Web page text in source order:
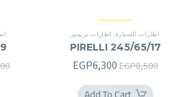
اطارات السيارة, اطارات بريمير
PIRELLI 245/65/17
EGP8,500
السعر
الأصلي
EGP6,300